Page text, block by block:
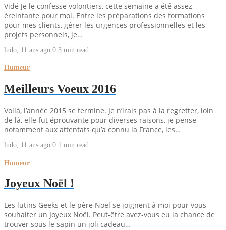
Vidé Je le confesse volontiers, cette semaine a été assez
éreintante pour moi. Entre les préparations des formations
pour mes clients, gérer les urgences professionnelles et les
projets personnels, je…
ludo 11 ans ago 0 3 min read
Humeur
Meilleurs Voeux 2016
Voilà, l’année 2015 se termine. Je n’irais pas à la regretter, loin
de là, elle fut éprouvante pour diverses raisons, je pense
notamment aux attentats qu’a connu la France, les…
ludo 11 ans ago 0 1 min read
Humeur
Joyeux Noël !
Les lutins Geeks et le père Noël se joignent à moi pour vous
souhaiter un Joyeux Noël. Peut-être avez-vous eu la chance de
trouver sous le sapin un joli cadeau…